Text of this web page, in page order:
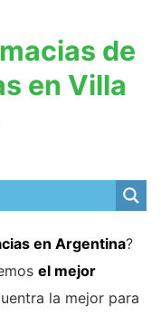
de
en Villa
en Argentina?
el mejor
la mejor para